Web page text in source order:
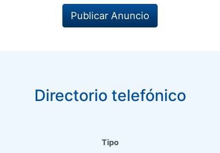
Publicar Anuncio
Directorio telefónico
Tipo